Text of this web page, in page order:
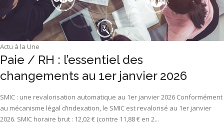
Actu à la Une
Paie / RH : l’essentiel des
changements au 1er janvier 2026
SMIC : une revalorisation automatique au 1er janvier 2026 Conformément
au mécanisme légal d’indexation, le SMIC est revalorisé au 1er janvier
2026. SMIC horaire brut : 12,02 € (contre 11,88 € en 2...